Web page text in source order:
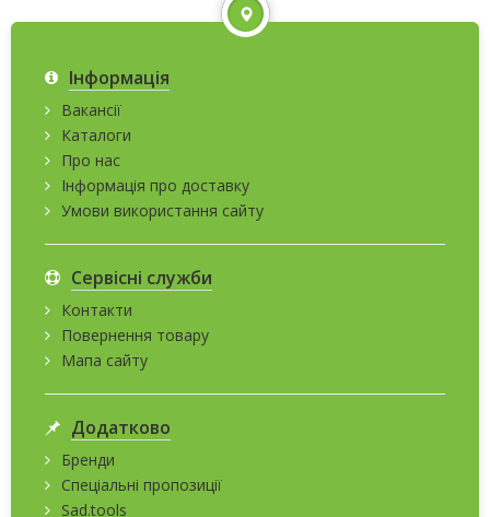
Інформація
Вакансії
Каталоги
Про нас
Інформація про доставку
Умови використання сайту
Сервісні служби
Контакти
Повернення товару
Мапа сайту
Додатково
Бренди
Спеціальні пропозиції
Sad.tools